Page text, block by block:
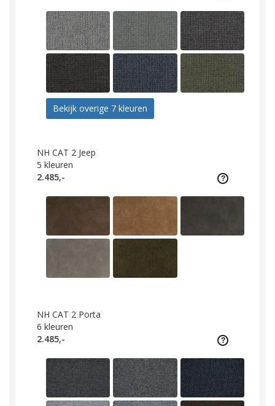
Bekijk overige 7 kleuren
NH CAT 2 Jeep
5 kleuren
2.485,-
NH CAT 2 Porta
6 kleuren
2.485,-